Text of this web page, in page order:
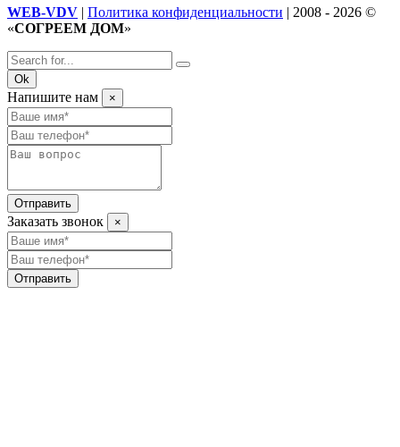
WEB-VDV | Политика конфиденциальности | 2008 - 2026 ©
«СОГРЕЕМ ДОМ»
Ok
Напишите нам ×
Отправить
Заказать звонок ×
Отправить